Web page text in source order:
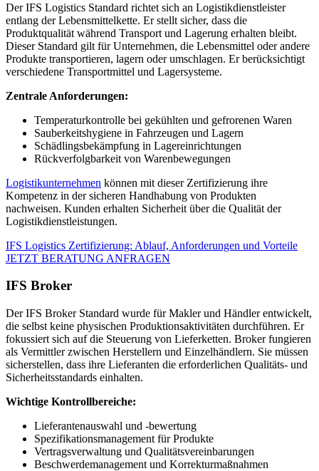
Der IFS Logistics Standard richtet sich an Logistikdienstleister
entlang der Lebensmittelkette. Er stellt sicher, dass die
Produktqualität während Transport und Lagerung erhalten bleibt.
Dieser Standard gilt für Unternehmen, die Lebensmittel oder andere
Produkte transportieren, lagern oder umschlagen. Er berücksichtigt
verschiedene Transportmittel und Lagersysteme.
Zentrale Anforderungen:
Temperaturkontrolle bei gekühlten und gefrorenen Waren
Sauberkeitshygiene in Fahrzeugen und Lagern
Schädlingsbekämpfung in Lagereinrichtungen
Rückverfolgbarkeit von Warenbewegungen
Logistikunternehmen können mit dieser Zertifizierung ihre
Kompetenz in der sicheren Handhabung von Produkten
nachweisen. Kunden erhalten Sicherheit über die Qualität der
Logistikdienstleistungen.
IFS Logistics Zertifizierung: Ablauf, Anforderungen und Vorteile
JETZT BERATUNG ANFRAGEN
IFS Broker
Der IFS Broker Standard wurde für Makler und Händler entwickelt,
die selbst keine physischen Produktionsaktivitäten durchführen. Er
fokussiert sich auf die Steuerung von Lieferketten. Broker fungieren
als Vermittler zwischen Herstellern und Einzelhändlern. Sie müssen
sicherstellen, dass ihre Lieferanten die erforderlichen Qualitäts- und
Sicherheitsstandards einhalten.
Wichtige Kontrollbereiche:
Lieferantenauswahl und -bewertung
Spezifikationsmanagement für Produkte
Vertragsverwaltung und Qualitätsvereinbarungen
Beschwerdemanagement und Korrekturmaßnahmen